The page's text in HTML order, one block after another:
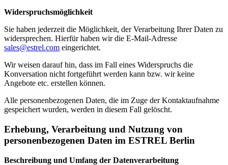
Widerspruchsmöglichkeit
Sie haben jederzeit die Möglichkeit, der Verarbeitung Ihrer Daten zu
widersprechen. Hierfür haben wir die E-Mail-Adresse
sales@estrel.com eingerichtet.
Wir weisen darauf hin, dass im Fall eines Widerspruchs die
Konversation nicht fortgeführt werden kann bzw. wir keine
Angebote etc. erstellen können.
Alle personenbezogenen Daten, die im Zuge der Kontaktaufnahme
gespeichert wurden, werden in diesem Fall gelöscht.
Erhebung, Verarbeitung und Nutzung von
personenbezogenen Daten im ESTREL Berlin
Beschreibung und Umfang der Datenverarbeitung